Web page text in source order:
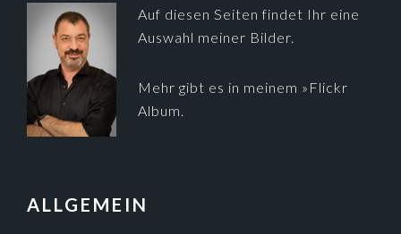
Auf diesen Seiten findet Ihr eine
Auswahl meiner Bilder.
Mehr gibt es in meinem »Flickr
Album.
ALLGEMEIN